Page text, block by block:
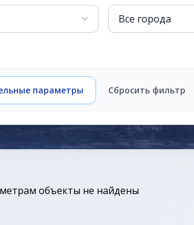
параметры Сбросить фильтр
объекты не найдены